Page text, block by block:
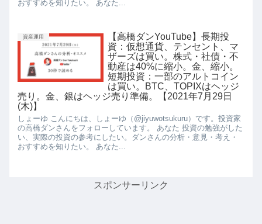
おすすめを知りたい。 あなた...
資産運用
【高橋ダンYouTube】長期投
資：仮想通貨、テンセント、マ
ザーズは買い。株式・社債・不
動産は40%に縮小。金、縮小。
短期投資：一部のアルトコイン
は買い。BTC、TOPIXはヘッジ
売り。金、銀はヘッジ売り準備。【2021年7月29日
(木)】
しょーゆ こんにちは、しょーゆ（@jiyuwotsukuru）です。投資家
の高橋ダンさんをフォローしています。 あなた 投資の勉強がした
い、実際の投資の参考にしたい。ダンさんの分析・意見・考え・
おすすめを知りたい。 あなた...
スポンサーリンク